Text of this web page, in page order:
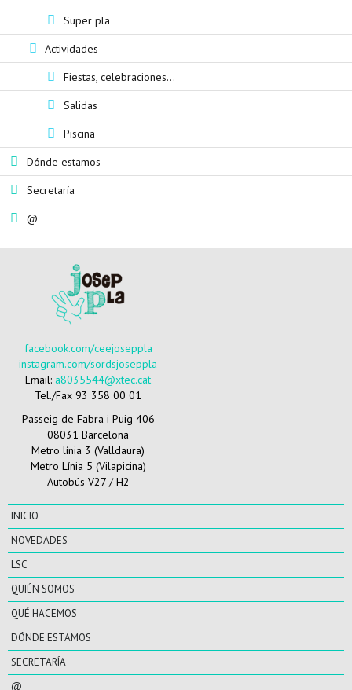
Super pla
Actividades
Fiestas, celebraciones...
Salidas
Piscina
Dónde estamos
Secretaría
@
facebook.com/ceejoseppla
instagram.com/sordsjoseppla
Email: a8035544@xtec.cat
Tel./Fax 93 358 00 01
Passeig de Fabra i Puig 406
08031 Barcelona
Metro línia 3 (Valldaura)
Metro Línia 5 (Vilapicina)
Autobús V27 / H2
INICIO
NOVEDADES
LSC
QUIÉN SOMOS
QUÉ HACEMOS
DÓNDE ESTAMOS
SECRETARÍA
@